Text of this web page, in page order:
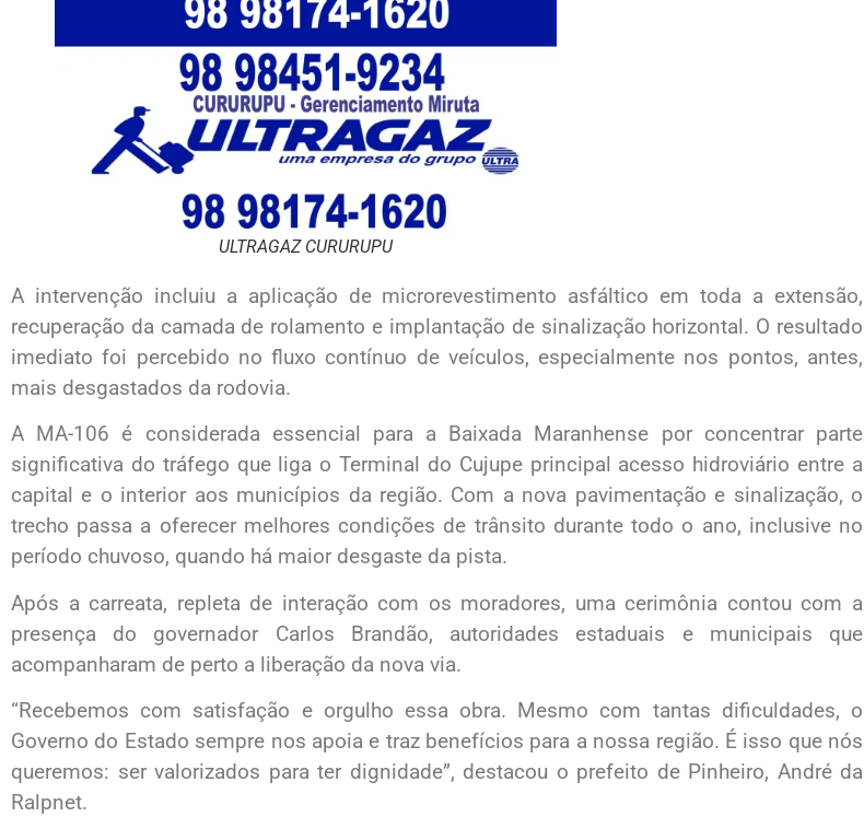
ULTRAGAZ CURURUPU
A intervenção incluiu a aplicação de microrevestimento asfáltico em toda a extensão,
recuperação da camada de rolamento e implantação de sinalização horizontal. O resultado
imediato foi percebido no fluxo contínuo de veículos, especialmente nos pontos, antes,
mais desgastados da rodovia.
A MA-106 é considerada essencial para a Baixada Maranhense por concentrar parte
significativa do tráfego que liga o Terminal do Cujupe principal acesso hidroviário entre a
capital e o interior aos municípios da região. Com a nova pavimentação e sinalização, o
trecho passa a oferecer melhores condições de trânsito durante todo o ano, inclusive no
período chuvoso, quando há maior desgaste da pista.
Após a carreata, repleta de interação com os moradores, uma cerimônia contou com a
presença do governador Carlos Brandão, autoridades estaduais e municipais que
acompanharam de perto a liberação da nova via.
“Recebemos com satisfação e orgulho essa obra. Mesmo com tantas dificuldades, o
Governo do Estado sempre nos apoia e traz benefícios para a nossa região. É isso que nós
queremos: ser valorizados para ter dignidade”, destacou o prefeito de Pinheiro, André da
Ralpnet.